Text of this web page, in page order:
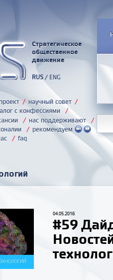
Стратегическое
общественное
движение
RUS/ ENG
/ научный совет /
с конфессиями /
/ нас поддерживают /
/ рекомендуем
/ faq
04.05.2016
#59